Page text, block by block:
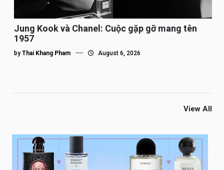
Jung Kook và Chanel: Cuộc gặp gỡ mang tên
1957
by Thai Khang Pham August 6, 2026
View All